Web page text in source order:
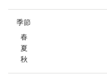
季節
春
夏
秋